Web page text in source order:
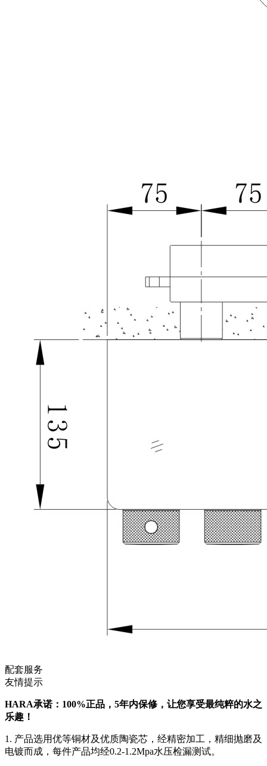
配套服务
友情提示
HARA承诺：100%正品，5年内保修，让您享受最纯粹的水之
乐趣！
1. 产品选用优等铜材及优质陶瓷芯，经精密加工，精细抛磨及
电镀而成，每件产品均经0.2-1.2Mpa水压检漏测试。